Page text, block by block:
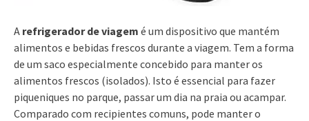
A refrigerador de viagem é um dispositivo que mantém
alimentos e bebidas frescos durante a viagem. Tem a forma
de um saco especialmente concebido para manter os
alimentos frescos (isolados). Isto é essencial para fazer
piqueniques no parque, passar um dia na praia ou acampar.
Comparado com recipientes comuns, pode manter o